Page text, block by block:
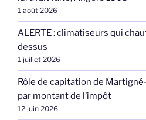
1 août 2026
ALERTE : climatiseurs qui
dessus
1 juillet 2026
Rôle de capitation de
par montant de l’impôt
12 juin 2026